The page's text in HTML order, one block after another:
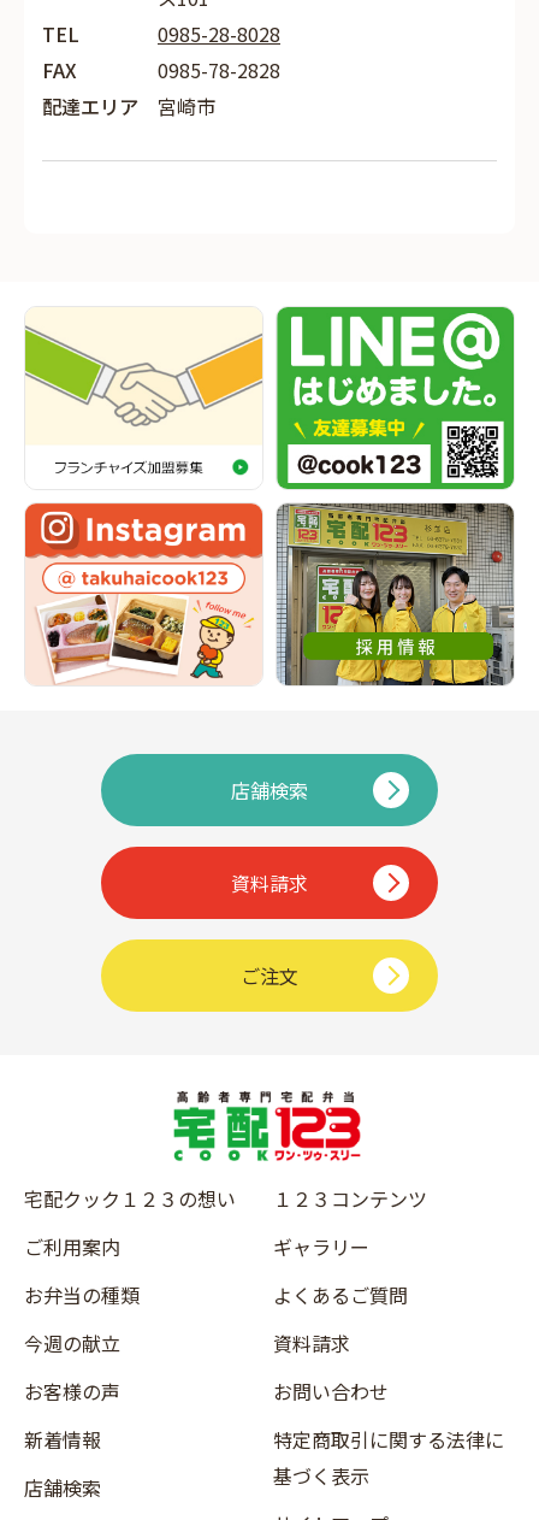
TEL
0985-28-8028
FAX
0985-78-2828
配達エリア
宮崎市
店舗検索
資料請求
ご注文
宅配クック１２３の想い
ご利用案内
お弁当の種類
今週の献立
お客様の声
新着情報
店舗検索
１２３コンテンツ
ギャラリー
よくあるご質問
資料請求
お問い合わせ
特定商取引に関する法律に
基づく表示